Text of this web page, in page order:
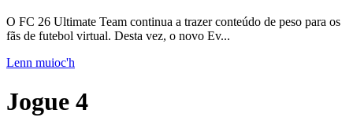
O FC 26 Ultimate Team continua a trazer conteúdo de peso para os
fãs de futebol virtual. Desta vez, o novo Ev...
Lenn muioc'h
Jogue 4